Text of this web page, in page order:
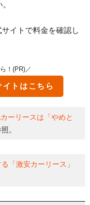
イトで料金を確認し
！(PR)／
イトはこちら
ーリースは「やめと
。
「激安カーリース」